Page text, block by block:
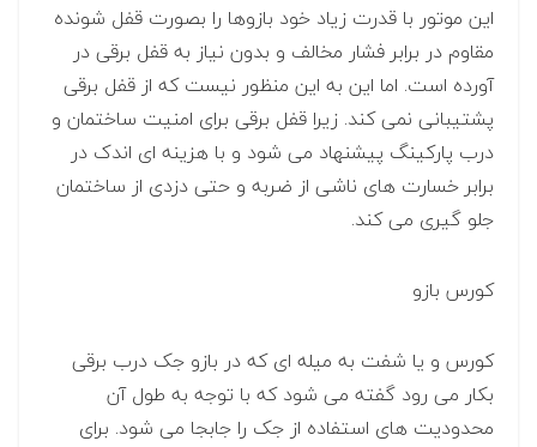
این موتور با قدرت زیاد خود بازوها را بصورت قفل شونده
مقاوم در برابر فشار مخالف و بدون نیاز به قفل برقی در
آورده است. اما این به این منظور نیست که از قفل برقی
پشتیبانی نمی کند. زیرا قفل برقی برای امنیت ساختمان و
درب پارکینگ پیشنهاد می شود و با هزینه ای اندک در
برابر خسارت های ناشی از ضربه و حتی دزدی از ساختمان
جلو گیری می کند.
کورس بازو
کورس و یا شفت به میله ای که در بازو جک درب برقی
بکار می رود گفته می شود که با توجه به طول آن
محدودیت های استفاده از جک را جابجا می شود. برای